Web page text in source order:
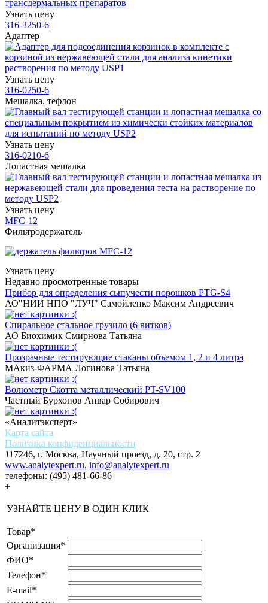
Узнать цену
316-3250-6
Адаптер
Узнать цену
316-0250-6
Мешалка, тефлон
Узнать цену
316-0210-6
Лопастная мешалка
Узнать цену
MFC-12
Фильтродержатель
Узнать цену
Недавно просмотренные товары
Прибор для определения сыпучести порошков PTG-S4
АО"НИИ НПО "ЛУЧ" Самойленко Максим Андреевич
Спиральное стальное грузило (6 витков)
АО Биохимик Смирнова Татьяна
Прозрачные тестирующие стаканы объемом 1, 2 и 4 литра
МАкиз-ФАРМА Логинова Татьяна
Волюметр Скотта металлический PT-SV100
Частный Бурхонов Анвар Собирович
«Аналитэксперт»
Карта сайта
Политика конфиденциальности
117246, г. Москва, Научный проезд, д. 20, стр. 2
www.analytexpert.ru, info@analytexpert.ru
телефоны: (495) 481-66-86
+
УЗНАЙТЕ ЦЕНУ В ОДИН КЛИК
Товар*
Организация*
ФИО*
Телефон*
E-mail*